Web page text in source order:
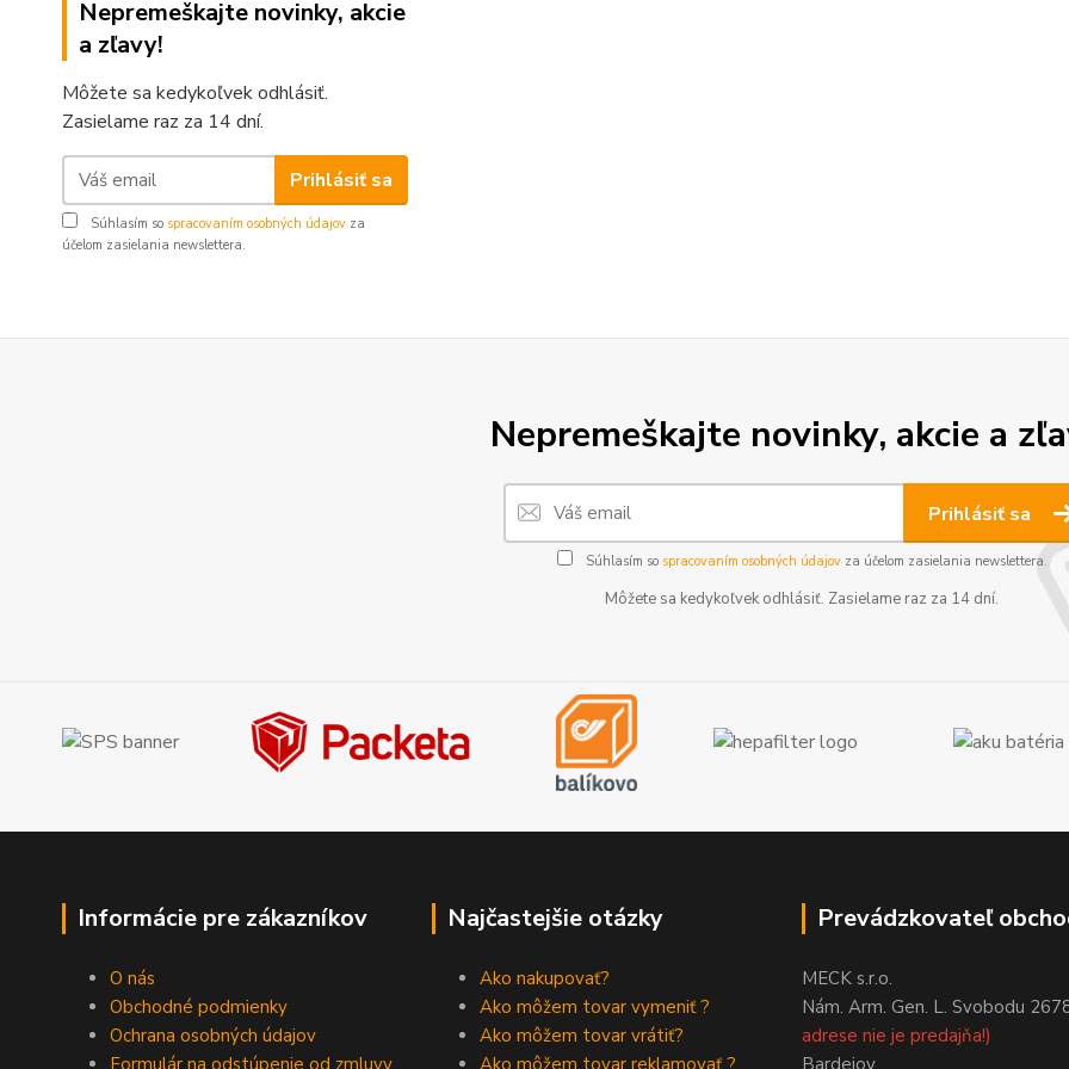
Nepremeškajte novinky, akcie
a zľavy!
Môžete sa kedykoľvek odhlásiť.
Zasielame raz za 14 dní.
Prihlásiť sa
Súhlasím so spracovaním osobných údajov za
účelom zasielania newslettera.
Nepremeškajte novinky, akcie a
Prihlásiť sa
Súhlasím so spracovaním osobných údajovza účelom zasielania newslettera.
Môžete sa kedykoľvek odhlásiť. Zasielame raz za 14 dní.
Informácie pre zákazníkov
O nás
Obchodné podmienky
Ochrana osobných údajov
Formulár na odstúpenie od zmluvy
Najčastejšie otázky
Ako nakupovať?
Ako môžem tovar vymeniť ?
Ako môžem tovar vrátiť?
Ako môžem tovar reklamovať ?
Prevádzkovateľ
MECK s.r.o.
Nám. Arm. Gen. L. Svobodu
adrese nie je predajňa!)
Bardejov